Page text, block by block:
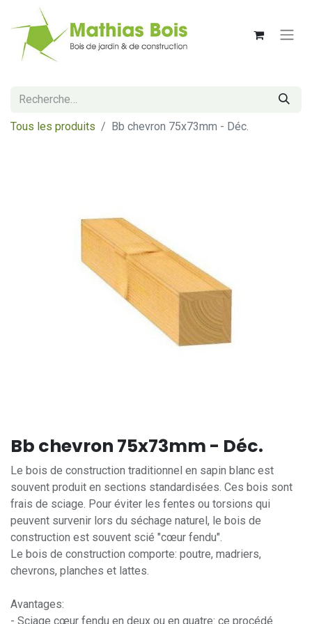
Tous les produits Bb chevron 75x73mm - Déc.
Bb chevron 75x73mm - Déc.
Le bois de construction traditionnel en sapin blanc est
souvent produit en sections standardisées. Ces bois sont
frais de sciage. Pour éviter les fentes ou torsions qui
peuvent survenir lors du séchage naturel, le bois de
construction est souvent scié "cœur fendu".
Le bois de construction comporte: poutre, madriers,
chevrons, planches et lattes.
Avantages:
- Sciage cœur fendu en deux ou en quatre: ce procédé